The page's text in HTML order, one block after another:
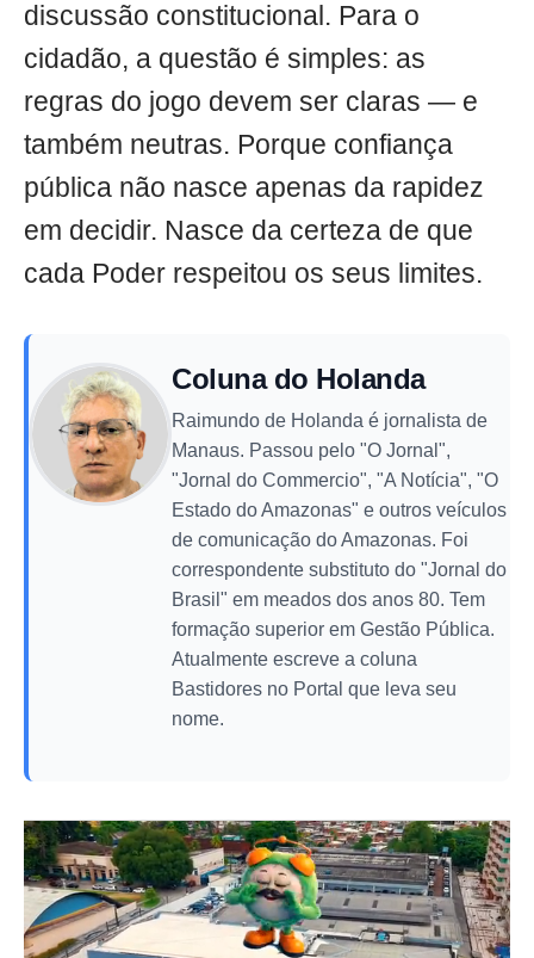
discussão constitucional. Para o
cidadão, a questão é simples: as
regras do jogo devem ser claras — e
também neutras. Porque confiança
pública não nasce apenas da rapidez
em decidir. Nasce da certeza de que
cada Poder respeitou os seus limites.
Coluna do Holanda
Raimundo de Holanda é jornalista de
Manaus. Passou pelo "O Jornal",
"Jornal do Commercio", "A Notícia", "O
Estado do Amazonas" e outros veículos
de comunicação do Amazonas. Foi
correspondente substituto do "Jornal do
Brasil" em meados dos anos 80. Tem
formação superior em Gestão Pública.
Atualmente escreve a coluna
Bastidores no Portal que leva seu
nome.